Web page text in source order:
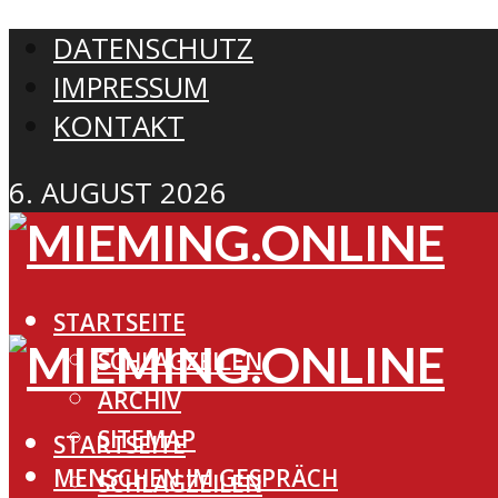
DATENSCHUTZ
IMPRESSUM
KONTAKT
6. AUGUST 2026
STARTSEITE
SCHLAGZEILEN
ARCHIV
SITEMAP
MENSCHEN IM GESPRÄCH
STARTSEITE
SCHLAGZEILEN